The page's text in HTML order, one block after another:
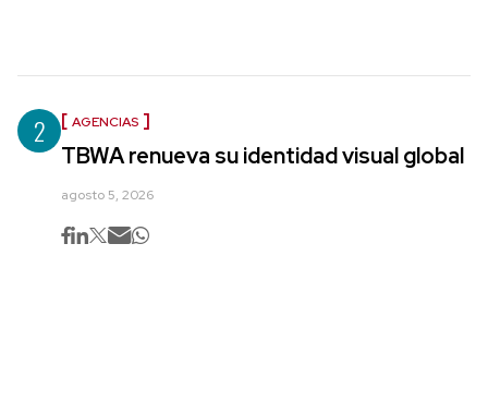
2 AGENCIAS
TBWA renueva su identidad visual global
agosto 5, 2026